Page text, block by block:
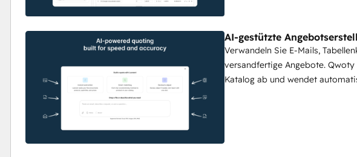
Wenn ein Angebot unterzeichnet ist, wandelt Qwoty es automatisch in einen
wobei alle Produkt-, Preis- und Kundendaten erhalten bleiben. Verfolgen Sie
Abonnements
Änderungen in Echtzeit. Keine manuelle Neueingabe, kein
zwischen Vertrieb und Betrieb.
Vertriebsvereinbarungen und Abonnement-
AI-gestützte
Verwandeln Sie E-Mails,
versandfertige Angebote.
Katalog ab und wendet